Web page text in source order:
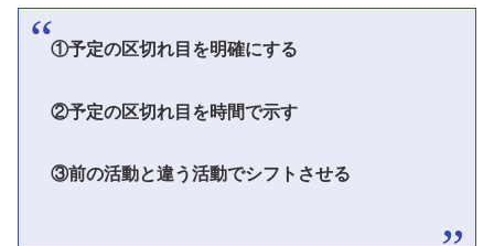
①予定の区切れ目を明確にする
②予定の区切れ目を時間で示す
③前の活動と違う活動でシフトさせる